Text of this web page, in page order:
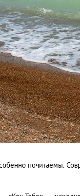
почитаемы.